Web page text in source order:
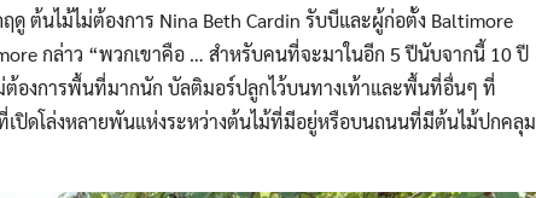
ต้นไม้ไม่ต้องการ Nina Beth Cardin รับบีและผู้ก่อตั้ง Baltimore
กล่าว “พวกเขาคือ … สำหรับคนที่จะมาในอีก 5 ปีนับจากนี้ 10 ปี
ต้องการพื้นที่มากนัก บัลติมอร์ปลูกไว้บนทางเท้าและพื้นที่อื่นๆ ที่
ปิดโล่งหลายพันแห่งระหว่างต้นไม้ที่มีอยู่หรือบนถนนที่มีต้นไม้ปกคลุม